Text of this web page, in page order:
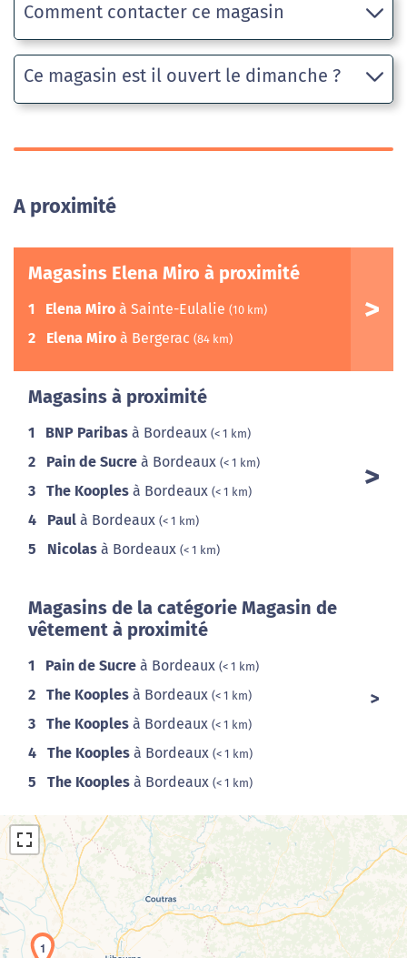
Comment contacter ce magasin
Ce magasin est il ouvert le dimanche ?
A proximité
Magasins Elena Miro à proximité
1 Elena Miro à Sainte-Eulalie (10 km)
2 Elena Miro à Bergerac (84 km)
Magasins à proximité
1 BNP Paribas à Bordeaux (< 1 km)
2 Pain de Sucre à Bordeaux (< 1 km)
3 The Kooples à Bordeaux (< 1 km)
4 Paul à Bordeaux (< 1 km)
5 Nicolas à Bordeaux (< 1 km)
Magasins de la catégorie Magasin de
vêtement à proximité
1 Pain de Sucre à Bordeaux (< 1 km)
2 The Kooples à Bordeaux (< 1 km)
3 The Kooples à Bordeaux (< 1 km)
4 The Kooples à Bordeaux (< 1 km)
5 The Kooples à Bordeaux (< 1 km)
1